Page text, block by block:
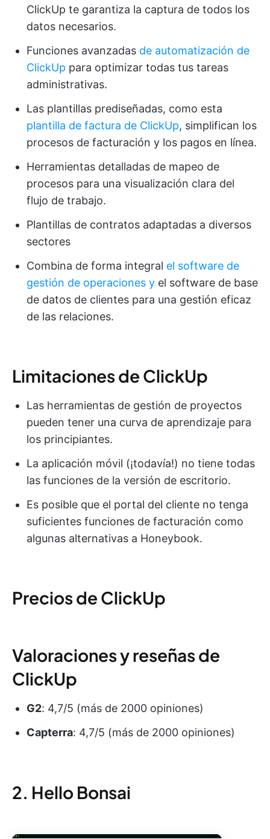
ClickUp te garantiza la captura de todos los
datos necesarios.
Funciones avanzadas de automatización de
ClickUp para optimizar todas tus tareas
administrativas.
Las plantillas prediseñadas, como esta
plantilla de factura de ClickUp, simplifican los
procesos de facturación y los pagos en línea.
Herramientas detalladas de mapeo de
procesos para una visualización clara del
flujo de trabajo.
Plantillas de contratos adaptadas a diversos
sectores
Combina de forma integral el software de
gestión de operaciones y el software de base
de datos de clientes para una gestión eficaz
de las relaciones.
Limitaciones de ClickUp
Las herramientas de gestión de proyectos
pueden tener una curva de aprendizaje para
los principiantes.
La aplicación móvil (¡todavía!) no tiene todas
las funciones de la versión de escritorio.
Es posible que el portal del cliente no tenga
suficientes funciones de facturación como
algunas alternativas a Honeybook.
Precios de ClickUp
Valoraciones y reseñas de
ClickUp
G2: 4,7/5 (más de 2000 opiniones)
Capterra: 4,7/5 (más de 2000 opiniones)
2. Hello Bonsai